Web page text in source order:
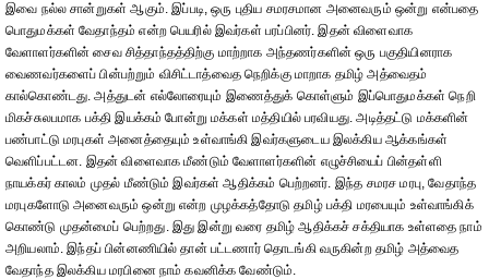
இவை நல்ல சான்றுகள் ஆகும். இப்படி, ஒரு புதிய சமரசமான அனைவரும் ஒன்று என்பதை
பொதுமக்கள் வேதாந்தம் என்ற பெயரில் இவர்கள் பரப்பினர். இதன் விளைவாக
வேளாளர்களின் சைவ சித்தாந்தத்திற்கு மாற்றாக அந்தணர்களின் ஒரு பகுதியினராக
வைணவர்களைப் பின்பற்றும் விசிட்டாத்வைத நெறிக்கு மாறாக தமிழ் அத்வைதம்
கால்கொண்டது. அத்துடன் எல்லோரையும் இணைத்துக் கொள்ளும் இப்பொதுமக்கள் நெறி
மிகச்சுலபமாக பக்தி இயக்கம் போன்று மக்கள் மத்தியில் பரவியது. அடித்தட்டு மக்களின்
பண்பாட்டு மரபுகள் அனைத்தையும் உள்வாங்கி இவர்களுடைய இலக்கிய ஆக்கங்கள்
வெளிப்பட்டன. இதன் விளைவாக மீண்டும் வேளாளர்களின் எழுச்சியைப் பின்தள்ளி
நாயக்கர் காலம் முதல் மீண்டும் இவர்கள் ஆதிக்கம் பெற்றனர். இந்த சமரச மரபு, வேதாந்த
மரபுகளோடு அனைவரும் ஒன்று என்ற முழக்கத்தோடு தமிழ் பக்தி மரபையும் உள்வாங்கிக்
கொண்டு முதன்மைப் பெற்றது. இது இன்று வரை தமிழ் ஆதிக்கச் சக்தியாக உள்ளதை நாம்
அறியலாம். இந்தப் பின்னணியில் தான் பட்டணார் தொடங்கி வருகின்ற தமிழ் அத்வைத
வேதாந்த இலக்கிய மரபினை நாம் கவனிக்க வேண்டும்.